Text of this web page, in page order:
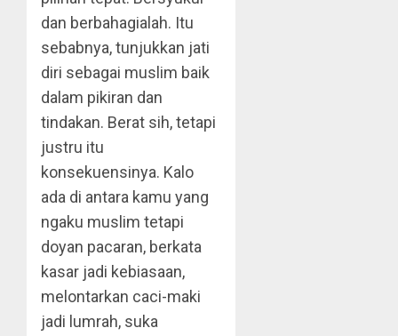
dan berbahagialah. Itu
sebabnya, tunjukkan jati
diri sebagai muslim baik
dalam pikiran dan
tindakan. Berat sih, tetapi
justru itu
konsekuensinya. Kalo
ada di antara kamu yang
ngaku muslim tetapi
doyan pacaran, berkata
kasar jadi kebiasaan,
melontarkan caci-maki
jadi lumrah, suka